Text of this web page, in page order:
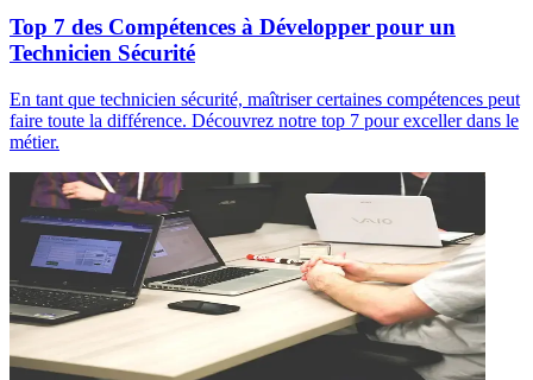
Top 7 des Compétences à Développer pour un
Technicien Sécurité
En tant que technicien sécurité, maîtriser certaines compétences peut
faire toute la différence. Découvrez notre top 7 pour exceller dans le
métier.